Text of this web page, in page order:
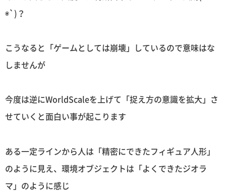
◉`)？
こうなると「ゲームとしては崩壊」しているので意味はな
しませんが
今度は逆にWorldScaleを上げて「捉え方の意識を拡大」さ
せていくと面白い事が起こります
ある一定ラインから人は「精密にできたフィギュア人形」
のように見え、環境オブジェクトは「よくできたジオラ
マ」のように感じ